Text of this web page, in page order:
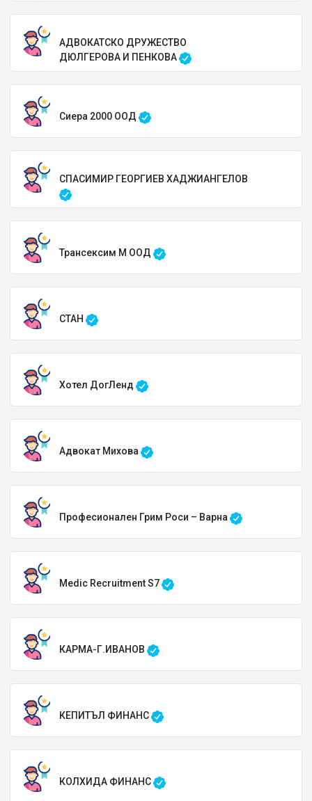
АДВОКАТСКО ДРУЖЕСТВО
ДЮЛГЕРОВА И ПЕНКОВА
Сиера 2000 ООД
СПАСИМИР ГЕОРГИЕВ ХАДЖИАНГЕЛОВ
Трансексим М ООД
СТАН
Хотел ДогЛенд
Адвокат Михова
Професионален Грим Роси – Варна
Medic Recruitment S7
КАРМА-Г.ИВАНОВ
КЕПИТЪЛ ФИНАНС
КОЛХИДА ФИНАНС